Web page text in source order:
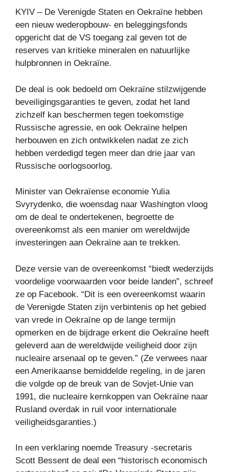
KYIV – De Verenigde Staten en Oekraïne hebben
een nieuw wederopbouw- en beleggingsfonds
opgericht dat de VS toegang zal geven tot de
reserves van kritieke mineralen en natuurlijke
hulpbronnen in Oekraïne.
De deal is ook bedoeld om Oekraïne stilzwijgende
beveiligingsgaranties te geven, zodat het land
zichzelf kan beschermen tegen toekomstige
Russische agressie, en ook Oekraïne helpen
herbouwen en zich ontwikkelen nadat ze zich
hebben verdedigd tegen meer dan drie jaar van
Russische oorlogsoorlog.
Minister van Oekraïense economie Yulia
Svyrydenko, die woensdag naar Washington vloog
om de deal te ondertekenen, begroette de
overeenkomst als een manier om wereldwijde
investeringen aan Oekraïne aan te trekken.
Deze versie van de overeenkomst “biedt wederzijds
voordelige voorwaarden voor beide landen”, schreef
ze op Facebook. “Dit is een overeenkomst waarin
de Verenigde Staten zijn verbintenis op het gebied
van vrede in Oekraïne op de lange termijn
opmerken en de bijdrage erkent die Oekraïne heeft
geleverd aan de wereldwijde veiligheid door zijn
nucleaire arsenaal op te geven.” (Ze verwees naar
een Amerikaanse bemiddelde regeling, in de jaren
die volgde op de breuk van de Sovjet-Unie van
1991, die nucleaire kernkoppen van Oekraïne naar
Rusland overdak in ruil voor internationale
veiligheidsgaranties.)
In een verklaring noemde Treasury -secretaris
Scott Bessent de deal een “historisch economisch